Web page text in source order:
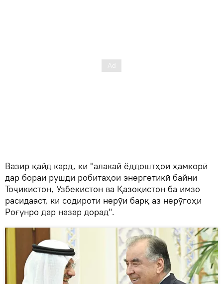
Вазир қайд кард, ки "алакай ёддоштҳои ҳамкорӣ
дар бораи рушди робитаҳои энергетикӣ байни
Тоҷикистон, Узбекистон ва Қазоқистон ба имзо
расидааст, ки содироти нерӯи барқ аз нерӯгоҳи
Роғунро дар назар дорад".